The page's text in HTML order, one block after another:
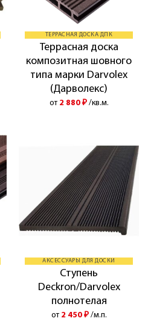
ТЕРРАСНАЯ ДОСКА ДПК
Террасная доска
композитная шовного
типа марки Darvolex
(Дарволекс)
от 2 880 ₽ /кв.м.
АКСЕССУАРЫ ДЛЯ ДОСКИ
Ступень
Deckron/Darvolex
полнотелая
от 2 450 ₽ /м.п.